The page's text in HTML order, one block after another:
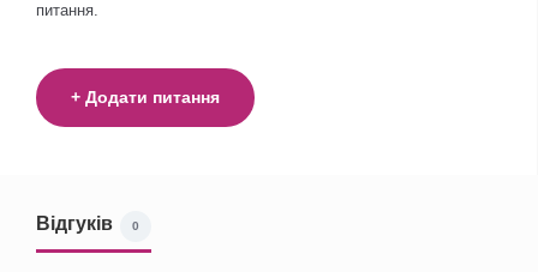
питання.
+ Додати питання
Відгуків 0